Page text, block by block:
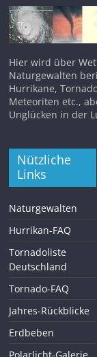
Hier wird über
Naturgewalten
Hurrikane,
Meteoriten etc.,
Unglücken in der
Nützliche
Links
Naturgewalten
Hurrikan-FAQ
Tornadoliste
Deutschland
Tornado-FAQ
Jahres-Rückblicke
Erdbeben